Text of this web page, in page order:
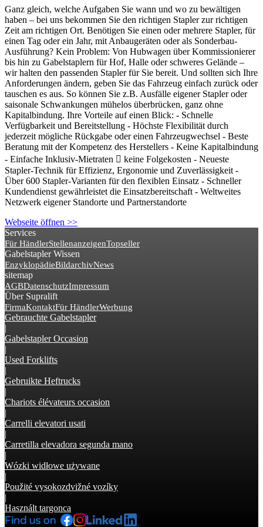
Ganz gleich, welche Aufgaben Sie wann und wo zu bewältigen
haben – bei uns bekommen Sie den richtigen Stapler zur richtigen
Zeit am richtigen Ort. Benötigen Sie einen oder mehrere Stapler, für
einen Tag oder ein Jahr, mit Anbaugeräten oder als Sonderbau-
Ausführung? Kein Problem: Von Hubwagen über Kommissionierer
bis hin zu Gabelstaplern für Hof, Halle oder schweres Gelände –
wir halten den passenden Stapler für Sie bereit. Und sollten sich Ihre
Anforderungen ändern, geben Sie das Fahrzeug einfach zurück oder
tauschen es aus. So können Sie z.B. Ausfälle eigener Stapler oder
saisonale Schwankungen mühelos überbrücken, ganz ohne
Kapitalbindung. Ihre Vorteile auf einen Blick: - Schnelle
Verfügbarkeit und Bereitstellung - Höchste Flexibilität durch
jederzeit mögliche Rückgabe oder einen Fahrzeugwechsel - Beste
Beratung mit der Kompetenz des Herstellers - Keine Kapitalbindung
- Einfache Inklusiv-Mietraten  keine Folgekosten - ‪Neueste
Stapler-Technik für Effizienz, Ergonomie und Zuverlässigkeit‬‬ -
Über 600 Stapler-Varianten für den flexiblen Einsatz - Schneller
Kundendienst gewährleistet die Einsatzbereitschaft - Weltweites
Netzwerk eigener Standorte und Partnerstandorte
Webseite öffnen >>
Services
Für HändlerStellenanzeigenTopseller
Gabelstapler Wissen
EnzyklopädieBildarchivNews
sitemap
AGBDatenschutzImpressum
Über Supralift
FirmaKontaktFür HändlerWerbung
Gebrauchte Gabelstapler
|
Gabelstapler Occasion
|
Used Forklifts
|
Gebruikte Heftrucks
|
Chariots élévateurs occasion
|
Carrelli elevatori usati
|
Carretilla elevadora segunda mano
|
Wózki widłowe używane
|
Použité vysokozdvižné vozíky
|
Használt targonca